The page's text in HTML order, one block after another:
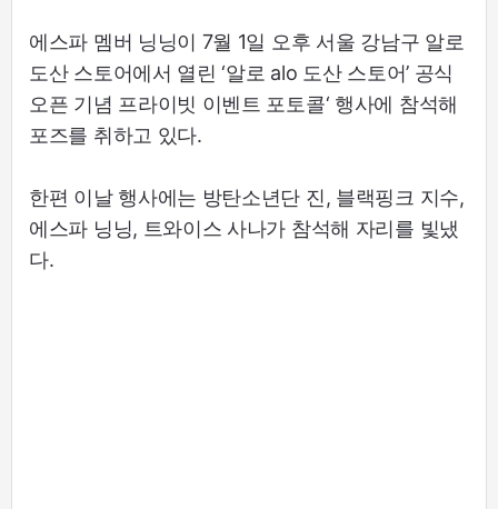
에스파 멤버 닝닝이 7월 1일 오후 서울 강남구 알로
도산 스토어에서 열린 ‘알로 alo 도산 스토어’ 공식
오픈 기념 프라이빗 이벤트 포토콜‘ 행사에 참석해
포즈를 취하고 있다.
한편 이날 행사에는 방탄소년단 진, 블랙핑크 지수,
에스파 닝닝, 트와이스 사나가 참석해 자리를 빛냈
다.